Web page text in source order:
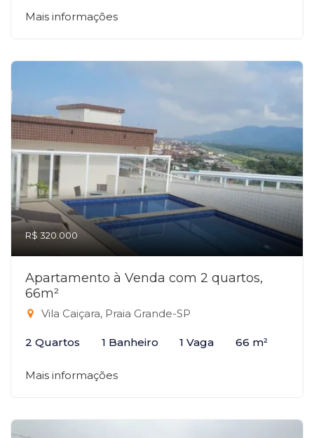
Mais informações
R$ 320.000
Apartamento à Venda com 2 quartos,
66m²
Vila Caiçara, Praia Grande-SP
2 Quartos 1 Banheiro 1 Vaga 66 m²
Mais informações